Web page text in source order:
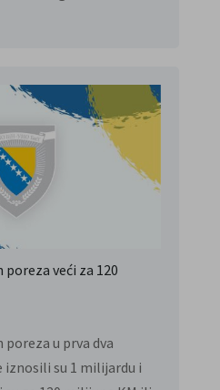
veći za 120
u prva dva
iznosili su 1 milijardu i